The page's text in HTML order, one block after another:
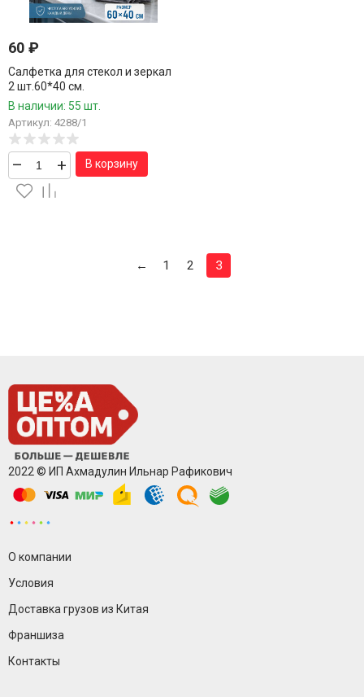
60 ₽
Салфетка для стекол и зеркал
2 шт.60*40 см.
В наличии: 55 шт.
Артикул: 4288/1
– + В корзину
← 1 2 3
2022 © ИП Ахмадулин Ильнар Рафикович
О компании
Условия
Доставка грузов из Китая
Франшиза
Контакты